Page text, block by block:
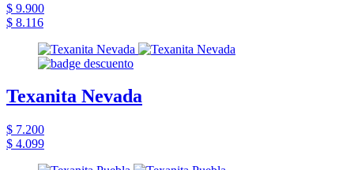
$ 9.900
$ 8.116
Texanita Nevada
$ 7.200
$ 4.099